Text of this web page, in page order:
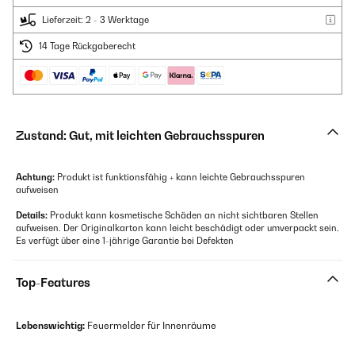
Lieferzeit: 2 - 3 Werktage
14 Tage Rückgaberecht
Zustand: Gut, mit leichten Gebrauchsspuren
Achtung: Produkt ist funktionsfähig + kann leichte Gebrauchsspuren
aufweisen
Details: Produkt kann kosmetische Schäden an nicht sichtbaren Stellen
aufweisen. Der Originalkarton kann leicht beschädigt oder umverpackt sein.
Es verfügt über eine 1-jährige Garantie bei Defekten
Top-Features
Lebenswichtig: Feuermelder für Innenräume